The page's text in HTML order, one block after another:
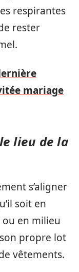
respirantes
rester
mariage
lieu de la
s’aligner
soit en
en milieu
propre lot
vêtements.